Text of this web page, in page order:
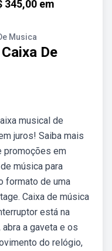
345,00 em
Musica
De
musical de
juros! Saiba mais
promoções em
música para
formato de uma
Caixa de música
está na
a gaveta e os
do relógio,